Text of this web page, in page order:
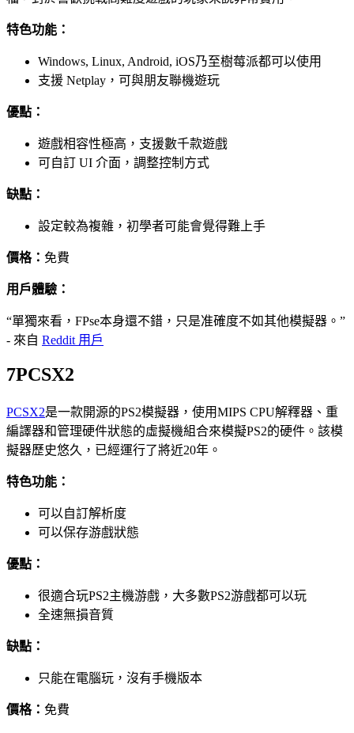
特色功能：
Windows, Linux, Android, iOS乃至樹莓派都可以使用
支援 Netplay，可與朋友聯機遊玩
優點：
遊戲相容性極高，支援數千款遊戲
可自訂 UI 介面，調整控制方式
缺點：
設定較為複雜，初學者可能會覺得難上手
價格： 免費
用戶體驗：
“單獨來看，FPse本身還不錯，只是准確度不如其他模擬器。”
- 來自 Reddit 用戶
7PCSX2
PCSX2是一款開源的PS2模擬器，使用MIPS CPU解釋器、重
編譯器和管理硬件狀態的虛擬機組合來模擬PS2的硬件。該模
擬器歷史悠久，已經運行了將近20年。
特色功能：
可以自訂解析度
可以保存游戲狀態
優點：
很適合玩PS2主機游戲，大多數PS2游戲都可以玩
全速無損音質
缺點：
只能在電腦玩，沒有手機版本
價格： 免費